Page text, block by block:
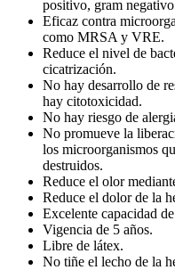
positivo, gram
Eficaz contra
como MRSA y VRE.
Reduce el nivel de
cicatrización.
No hay desarrollo de
hay citotoxicidad.
No hay riesgo de
No promueve la
los microorganismos
destruidos.
Reduce el olor
Reduce el dolor de la
Excelente capacidad
Vigencia de 5 años.
Libre de látex.
No tiñe el lecho de la